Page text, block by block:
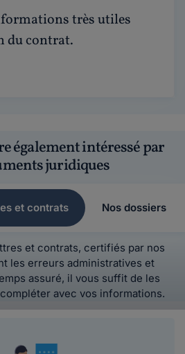
très utiles
du contrat.
également intéressé par
juridiques
et contrats Nos dossiers
et contrats, certifiés par nos
les erreurs administratives et
assuré, il vous suffit de les
avec vos informations.